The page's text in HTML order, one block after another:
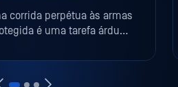
corrida perpétua às armas
é uma tarefa árdua e
de ajuda para se